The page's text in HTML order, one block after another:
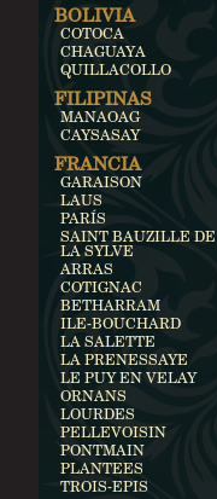
BOLIVIA
COTOCA
CHAGUAYA
QUILLACOLLO
FILIPINAS
MANAOAG
CAYSASAY
FRANCIA
GARAISON
LAUS
PARÍS
SAINT BAUZILLE DE
LA SYLVE
ARRAS
COTIGNAC
BETHARRAM
ILE-BOUCHARD
LA SALETTE
LA PRENESSAYE
LE PUY EN VELAY
ORNANS
LOURDES
PELLEVOISIN
PONTMAIN
PLANTEES
TROIS-EPIS